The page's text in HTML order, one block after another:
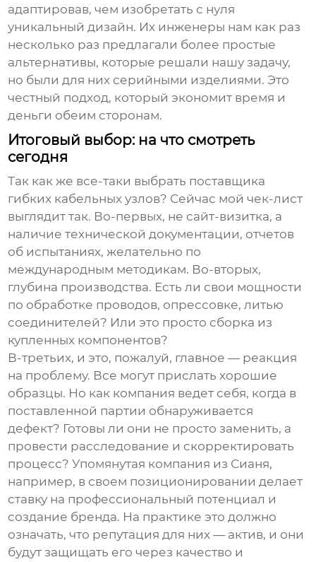
адаптировав, чем изобретать с нуля
уникальный дизайн. Их инженеры нам как раз
несколько раз предлагали более простые
альтернативы, которые решали нашу задачу,
но были для них серийными изделиями. Это
честный подход, который экономит время и
деньги обеим сторонам.
Итоговый выбор: на что смотреть
сегодня
Так как же все-таки выбрать поставщика
гибких кабельных узлов? Сейчас мой чек-лист
выглядит так. Во-первых, не сайт-визитка, а
наличие технической документации, отчетов
об испытаниях, желательно по
международным методикам. Во-вторых,
глубина производства. Есть ли свои мощности
по обработке проводов, опрессовке, литью
соединителей? Или это просто сборка из
купленных компонентов?
В-третьих, и это, пожалуй, главное — реакция
на проблему. Все могут прислать хорошие
образцы. Но как компания ведет себя, когда в
поставленной партии обнаруживается
дефект? Готовы ли они не просто заменить, а
провести расследование и скорректировать
процесс? Упомянутая компания из Сианя,
например, в своем позиционировании делает
ставку на профессиональный потенциал и
создание бренда. На практике это должно
означать, что репутация для них — актив, и они
будут защищать его через качество и